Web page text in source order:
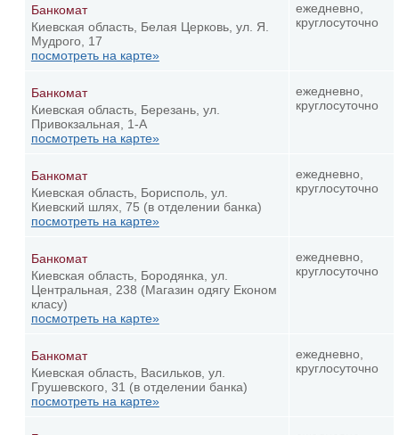
Банкомат
Киевская область, Белая Церковь, ул. Я.
Мудрого, 17
посмотреть на карте»
ежедневно,
круглосуточно
Банкомат
Киевская область, Березань, ул.
Привокзальная, 1-А
посмотреть на карте»
ежедневно,
круглосуточно
Банкомат
Киевская область, Борисполь, ул.
Киевский шлях, 75 (в отделении банка)
посмотреть на карте»
ежедневно,
круглосуточно
Банкомат
Киевская область, Бородянка, ул.
Центральная, 238 (Магазин одягу Економ
класу)
посмотреть на карте»
ежедневно,
круглосуточно
Банкомат
Киевская область, Васильков, ул.
Грушевского, 31 (в отделении банка)
посмотреть на карте»
ежедневно,
круглосуточно